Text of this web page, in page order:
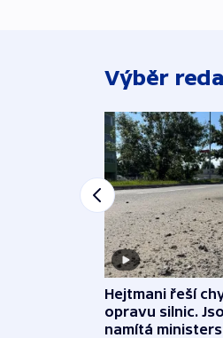
Výběr
Hejtmani řeší
opravu silnic.
namítá